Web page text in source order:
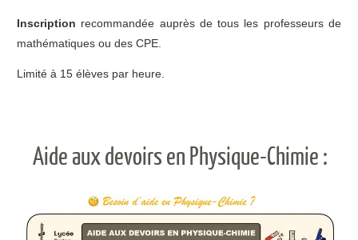
Inscription recommandée auprès de tous les professeurs de
mathématiques ou des CPE.
Limité à 15 élèves par heure.
Aide aux devoirs en Physique-Chimie :